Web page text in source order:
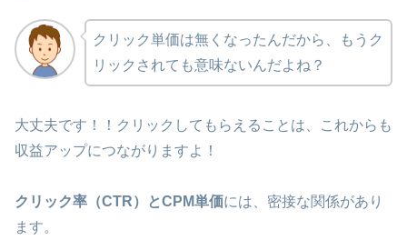
クリック単価は無くなったんだから、もうク
リックされても意味ないんだよね？
大丈夫です！！クリックしてもらえることは、これからも
収益アップにつながりますよ！
クリック率（CTR）とCPM単価には、密接な関係があり
ます。